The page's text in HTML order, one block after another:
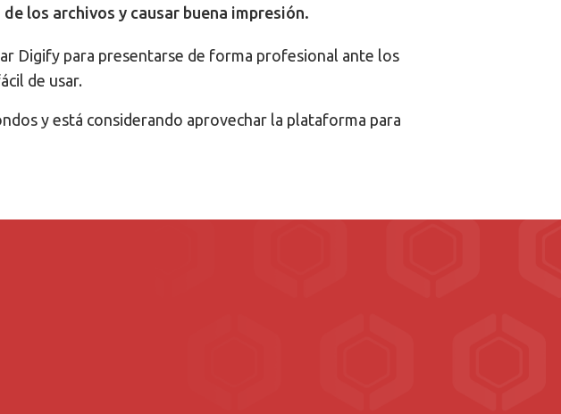
los archivos y causar buena impresión.
Digify para presentarse de forma profesional ante los
de usar.
y está considerando aprovechar la plataforma para